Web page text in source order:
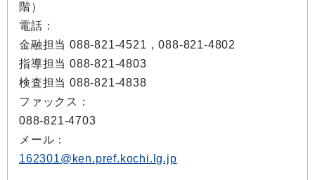
階）
電話：
金融担当 088-821-4521，088-821-4802
指導担当 088-821-4803
検査担当 088-821-4838
ファックス：
088-821-4703
メール：
162301@ken.pref.kochi.lg.jp